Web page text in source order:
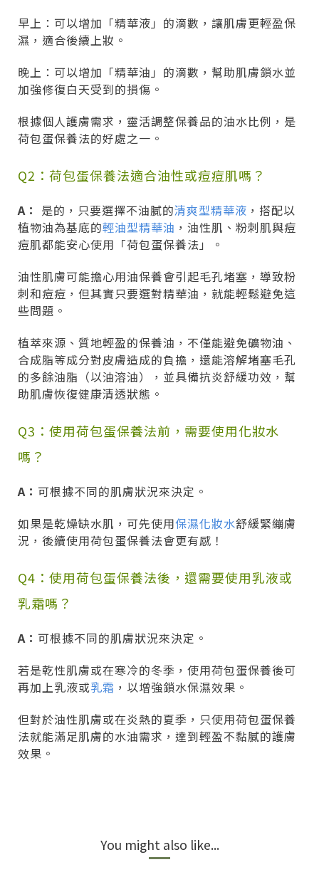
早上：可以增加「精華液」的滴數，讓肌膚更輕盈保
濕，適合後續上妝。
晚上：可以增加「精華油」的滴數，幫助肌膚鎖水並
加強修復白天受到的損傷。
根據個人護膚需求，靈活調整保養品的油水比例，是
荷包蛋保養法的好處之一。
Q2：荷包蛋保養法適合油性或痘痘肌嗎？
A： 是的，只要選擇不油膩的清爽型精華液 ，搭配以
植物油為基底的輕油型精華油 ，油性肌、粉刺肌與痘
痘肌都能安心使用「荷包蛋保養法」。
油性肌膚可能擔心用油保養會引起毛孔堵塞，導致粉
刺和痘痘，但其實只要選對精華油，就能輕鬆避免這
些問題。
植萃來源、質地輕盈的保養油，不僅能避免礦物油、
合成脂等成分對皮膚造成的負擔，還能溶解堵塞毛孔
的多餘油脂（以油溶油），並具備抗炎舒緩功效，幫
助肌膚恢復健康清透狀態。
Q3：使用荷包蛋保養法前，需要使用化妝水
嗎？
A： 可根據不同的肌膚狀況來決定。
如果是乾燥缺水肌，可先使用保濕化妝水舒緩緊繃膚
況，後續使用荷包蛋保養法會更有感！
Q4：使用荷包蛋保養法後，還需要使用乳液或
乳霜嗎？
A： 可根據不同的肌膚狀況來決定。
若是乾性肌膚或在寒冷的冬季，使用荷包蛋保養後可
再加上乳液或乳霜 ，以增強鎖水保濕效果。
但對於油性肌膚或在炎熱的夏季，只使用荷包蛋保養
法就能滿足肌膚的水油需求，達到輕盈不黏膩的護膚
效果。
You might also like...